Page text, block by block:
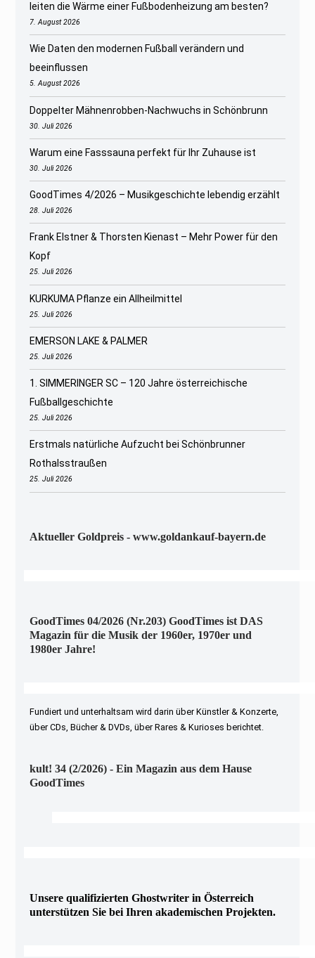
leiten die Wärme einer Fußbodenheizung am besten?
7. August 2026
Wie Daten den modernen Fußball verändern und
beeinflussen
5. August 2026
Doppelter Mähnenrobben-Nachwuchs in Schönbrunn
30. Juli 2026
Warum eine Fasssauna perfekt für Ihr Zuhause ist
30. Juli 2026
GoodTimes 4/2026 – Musikgeschichte lebendig erzählt
28. Juli 2026
Frank Elstner & Thorsten Kienast – Mehr Power für den
Kopf
25. Juli 2026
KURKUMA Pflanze ein Allheilmittel
25. Juli 2026
EMERSON LAKE & PALMER
25. Juli 2026
1. SIMMERINGER SC – 120 Jahre österreichische
Fußballgeschichte
25. Juli 2026
Erstmals natürliche Aufzucht bei Schönbrunner
Rothalsstraußen
25. Juli 2026
Aktueller Goldpreis - www.goldankauf-bayern.de
GoodTimes 04/2026 (Nr.203) GoodTimes ist DAS
Magazin für die Musik der 1960er, 1970er und
1980er Jahre!
Fundiert und unterhaltsam wird darin über Künstler & Konzerte,
über CDs, Bücher & DVDs, über Rares & Kurioses berichtet.
kult! 34 (2/2026) - Ein Magazin aus dem Hause
GoodTimes
Unsere qualifizierten Ghostwriter in Österreich
unterstützen Sie bei Ihren akademischen Projekten.